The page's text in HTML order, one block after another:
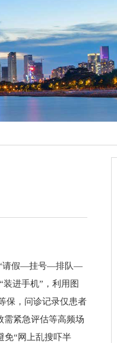
“请假—挂号—排队—
进手机”，利用图
保，问诊记录仅患者
需紧急评估等高频场
免“网上乱搜吓半